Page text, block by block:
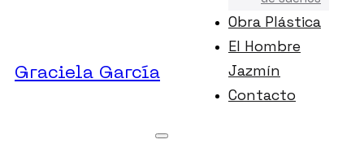
Graciela García
Obra Plástica
El Hombre
Jazmín
Contacto